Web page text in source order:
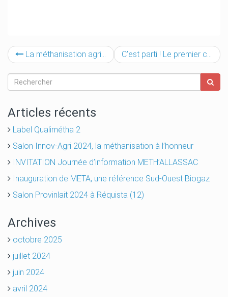
La méthanisation agricole met les gaz en Occitanie avec Sud-Ouest Biogaz ! C’est parti ! Le premier chantier METHASOL démarre…
Articles récents
Label Qualimétha 2
Salon Innov-Agri 2024, la méthanisation à l’honneur
INVITATION Journée d’information METH’ALLASSAC
Inauguration de META, une référence Sud-Ouest Biogaz
Salon Provinlait 2024 à Réquista (12)
Archives
octobre 2025
juillet 2024
juin 2024
avril 2024